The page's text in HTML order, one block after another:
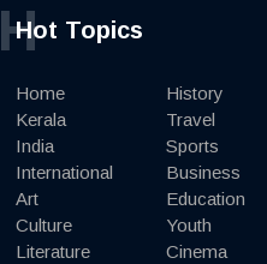
Hot Topics
H
Home
Kerala
India
International
Art
Culture
Literature
History
Travel
Sports
Business
Education
Youth
Cinema